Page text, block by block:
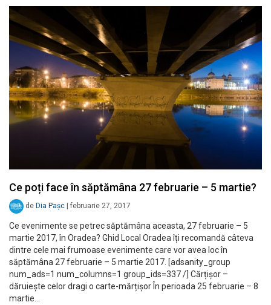
Ce poți face în săptămâna 27 februarie – 5 martie?
de Dia Pașc februarie 27, 2017
Ce evenimente se petrec săptămâna aceasta, 27 februarie – 5
martie 2017, în Oradea? Ghid Local Oradea îți recomandă câteva
dintre cele mai frumoase evenimente care vor avea loc în
săptămâna 27 februarie – 5 martie 2017. [adsanity_group
num_ads=1 num_columns=1 group_ids=337 /] Cărțișor –
dăruiește celor dragi o carte-mărțișor În perioada 25 februarie – 8
martie…